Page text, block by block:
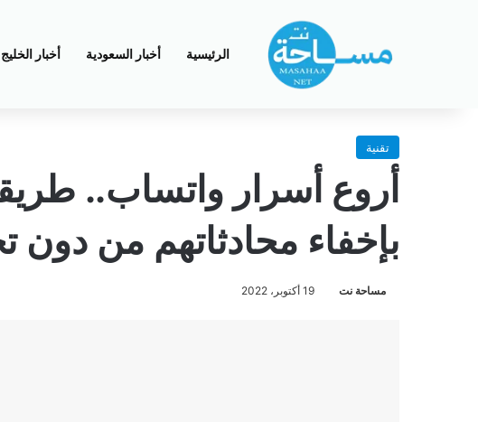
الرئيسية أخبار السعودية أخبار الخليج
تقنية
أروع أسرار واتساب..
بإخفاء محادثاتهم من دون
مساحة نت 19 أكتوبر، 2022